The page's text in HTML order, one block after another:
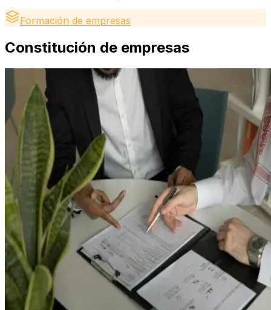
Formación de empresas
Constitución de empresas